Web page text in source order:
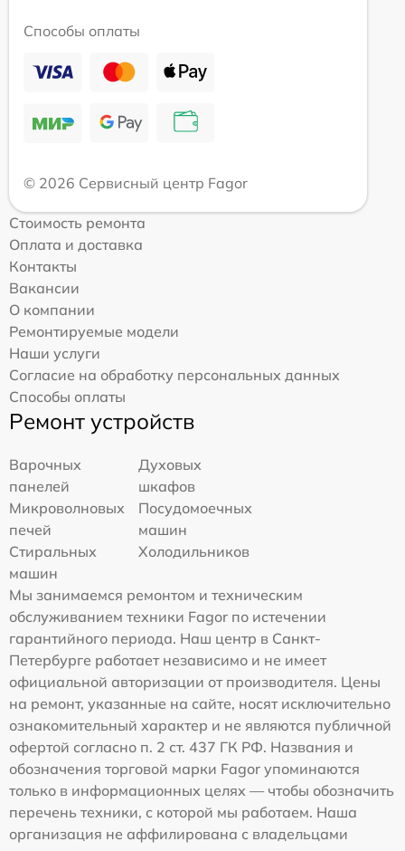
Способы оплаты
© 2026 Сервисный центр Fagor
Стоимость ремонта
Оплата и доставка
Контакты
Вакансии
О компании
Ремонтируемые модели
Наши услуги
Согласие на обработку персональных данных
Способы оплаты
Ремонт устройств
Варочных
панелей
Духовых
шкафов
Микроволновых
печей
Посудомоечных
машин
Стиральных
машин
Холодильников
Мы занимаемся ремонтом и техническим
обслуживанием техники Fagor по истечении
гарантийного периода. Наш центр в Санкт-
Петербурге работает независимо и не имеет
официальной авторизации от производителя. Цены
на ремонт, указанные на сайте, носят исключительно
ознакомительный характер и не являются публичной
офертой согласно п. 2 ст. 437 ГК РФ. Названия и
обозначения торговой марки Fagor упоминаются
только в информационных целях — чтобы обозначить
перечень техники, с которой мы работаем. Наша
организация не аффилирована с владельцами